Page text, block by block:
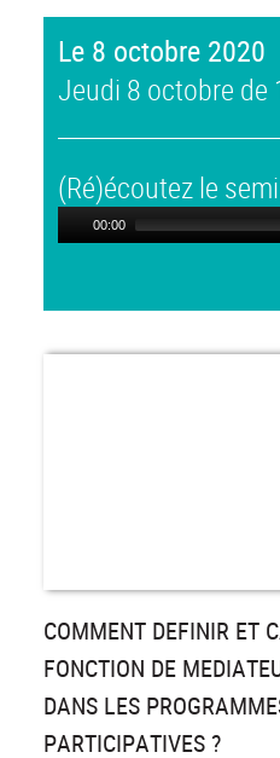
Le 8 octobre 2020
Jeudi 8 octobre de
(Ré)écoutez le
00:00
COMMENT DEFINIR ET
FONCTION DE
DANS LES
PARTICIPATIVES ?